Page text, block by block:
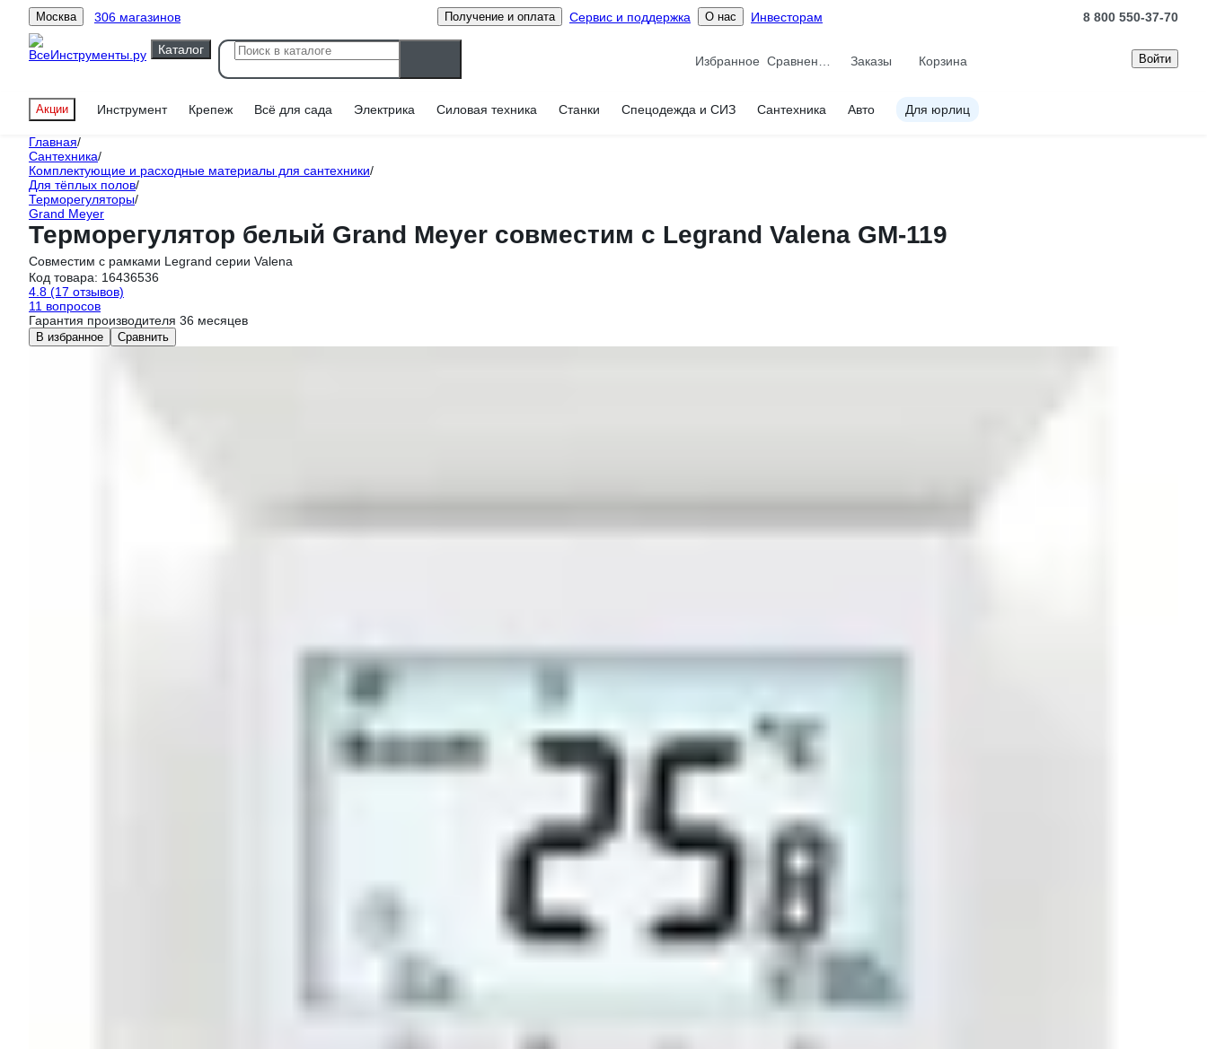
Москва 306 магазинов Получение и оплата Сервис и поддержка О нас Инвесторам 8 800 550-37-70
Каталог
Избранное
Заказы Корзина Войти
Акции Инструмент Крепеж Всё для сада Электрика Силовая техника Станки Спецодежда и СИЗ Сантехника Авто Для юрлиц
Главная/
Сантехника/
Комплектующие и расходные материалы для сантехники/
Для тёплых полов/
Терморегуляторы/
Grand Meyer
Терморегулятор белый Grand Meyer совместим с Legrand Valena GM-119
Совместим с рамками Legrand серии Valena
Код товара: 16436536
4.8 (17 отзывов)
11 вопросов
Гарантия производителя 36 месяцев
В избранное Сравнить